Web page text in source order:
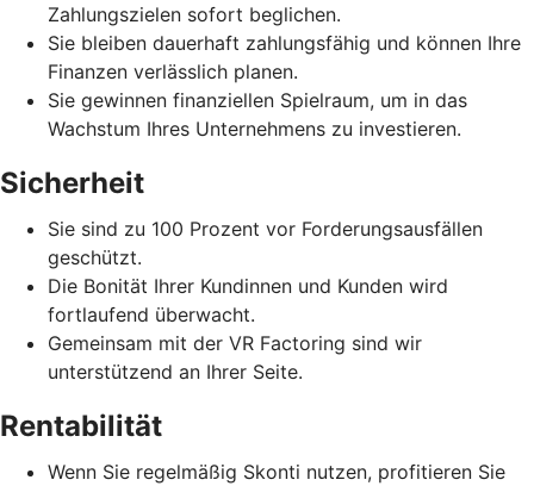
Zahlungszielen sofort beglichen.
Sie bleiben dauerhaft zahlungsfähig und können Ihre
Finanzen verlässlich planen.
Sie gewinnen finanziellen Spielraum, um in das
Wachstum Ihres Unternehmens zu investieren.
Sicherheit
Sie sind zu 100 Prozent vor Forderungsausfällen
geschützt.
Die Bonität Ihrer Kundinnen und Kunden wird
fortlaufend überwacht.
Gemeinsam mit der VR Factoring sind wir
unterstützend an Ihrer Seite.
Rentabilität
Wenn Sie regelmäßig Skonti nutzen, profitieren Sie